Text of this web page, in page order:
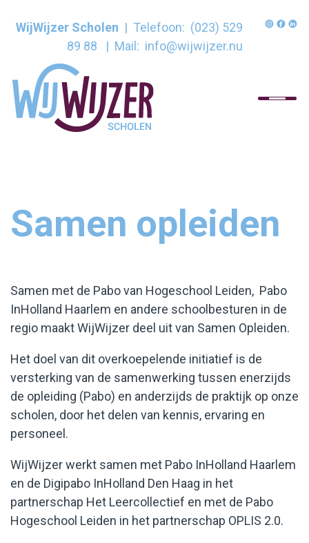
WijWijzer Scholen | Telefoon: (023) 529
89 88 | Mail: info@wijwijzer.nu
Home
Voor ouders
Contact
Samen opleiden
Samen met de Pabo van Hogeschool Leiden, Pabo
InHolland Haarlem en andere schoolbesturen in de
regio maakt WijWijzer deel uit van Samen Opleiden.
Het doel van dit overkoepelende initiatief is de
versterking van de samenwerking tussen enerzijds
de opleiding (Pabo) en anderzijds de praktijk op onze
scholen, door het delen van kennis, ervaring en
personeel.
WijWijzer werkt samen met Pabo InHolland Haarlem
en de Digipabo InHolland Den Haag in het
partnerschap Het Leercollectief en met de Pabo
Hogeschool Leiden in het partnerschap OPLIS 2.0.